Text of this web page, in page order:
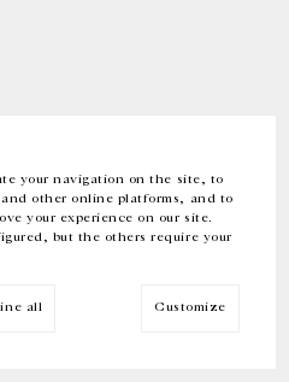
your navigation on the site, to
other online platforms, and to
your experience on our site.
but the others require your
all Customize